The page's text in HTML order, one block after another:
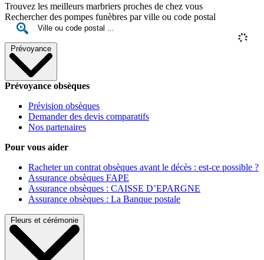
Trouvez les meilleurs marbriers proches de chez vous
Rechercher des pompes funèbres par ville ou code postal
Prévoyance
Prévoyance obsèques
Prévision obsèques
Demander des devis comparatifs
Nos partenaires
Pour vous aider
Racheter un contrat obsèques avant le décès : est-ce possible ?
Assurance obsèques FAPE
Assurance obsèques : CAISSE D’EPARGNE
Assurance obsèques : La Banque postale
Fleurs et cérémonie